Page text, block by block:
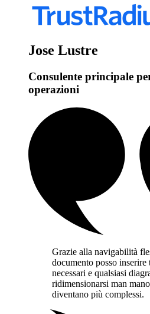
Jose Lustre
Consulente principale
operazioni
Grazie alla navigabilità
documento posso
necessari e qualsiasi
ridimensionarsi man
diventano più complessi.